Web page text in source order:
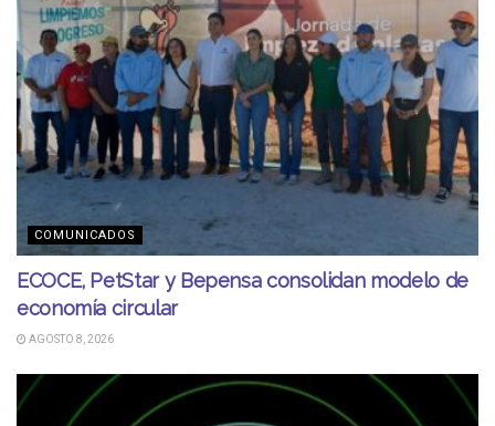
COMUNICADOS
ECOCE, PetStar y Bepensa consolidan modelo de
economía circular
AGOSTO 8, 2026